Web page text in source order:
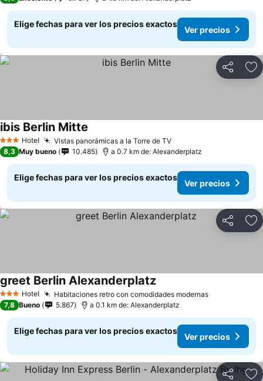
Elige fechas para ver los precios exactos
Ver precios
Compartir
3 Estrellas
Hotel Vistas panorámicas a la Torre de TV
ibis Berlin Mitte
8,3 Muy bueno 10.485 a 0.7 km de: Alexanderplatz
Elige fechas para ver los precios exactos
Ver precios
Compartir
3 Estrellas
Hotel Habitaciones retro con comodidades modernas
greet Berlin Alexanderplatz
7,8 Bueno 5.867 a 0.1 km de: Alexanderplatz
Elige fechas para ver los precios exactos
Ver precios